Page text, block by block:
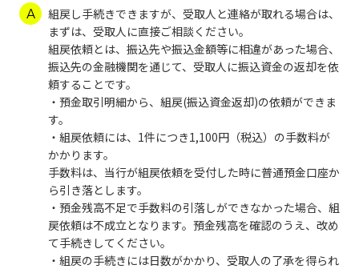
組戻し手続きできますが、受取人と連絡が取れる場合は、
まずは、受取人に直接ご相談ください。
組戻依頼とは、振込先や振込金額等に相違があった場合、
振込先の金融機関を通じて、受取人に振込資金の返却を依
頼することです。
・預金取引明細から、組戻(振込資金返却)の依頼ができま
す。
・組戻依頼には、1件につき1,100円（税込）の手数料が
かかります。
手数料は、当行が組戻依頼を受付した時に普通預金口座か
ら引き落とします。
・預金残高不足で手数料の引落しができなかった場合、組
戻依頼は不成立となります。預金残高を確認のうえ、改め
て手続きしてください。
・組戻の手続きには日数がかかり、受取人の了承を得られ